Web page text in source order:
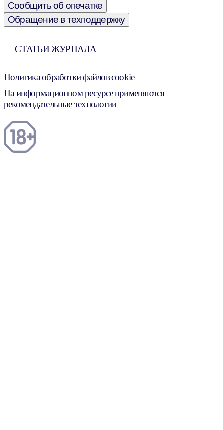
Сообщить об опечатке
Обращение в техподдержку
СТАТЬИ ЖУРНАЛА
Политика обработки файлов cookie
На информационном ресурсе применяются
рекомендательные технологии